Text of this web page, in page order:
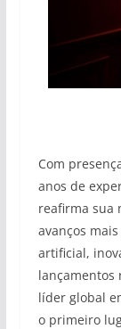
Com
anos de
reafirma sua
avanços
artificial,
lançamentos
líder global
o primeiro